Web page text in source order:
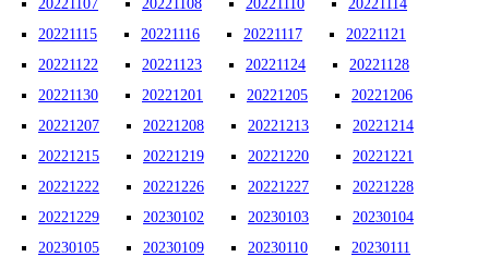
20221107
20221108 20221110
20221114
20221115
20221116 20221117
20221121
20221122
20221123 20221124
20221128
20221130
20221201 20221205
20221206
20221207
20221208 20221213
20221214
20221215
20221219 20221220
20221221
20221222
20221226 20221227
20221228
20221229
20230102 20230103
20230104
20230105
20230109 20230110 20230111